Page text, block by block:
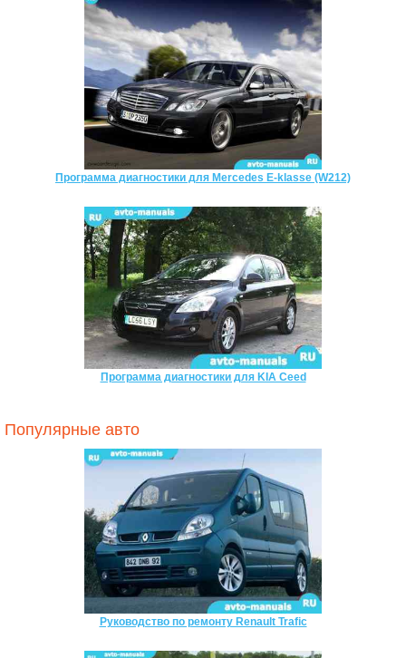
Программа диагностики для Mercedes E-klasse (W212)
Программа диагностики для KIA Ceed
Популярные авто
Руководство по ремонту Renault Trafic